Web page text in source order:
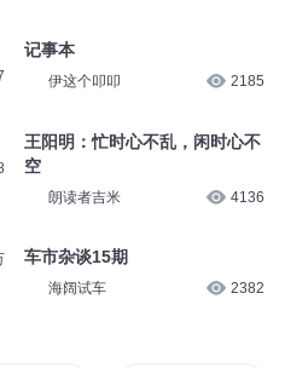
记事本
伊这个叩叩 2185
王阳明：忙时心不乱，闲时心不
空
朗读者吉米 4136
车市杂谈15期
海阔试车 2382